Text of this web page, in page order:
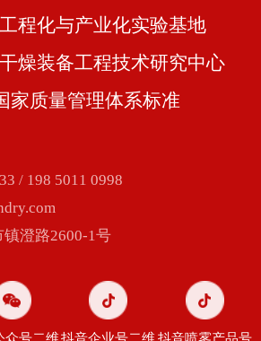
程化与产业化实验基地
燥装备工程技术研究中心
家质量管理体系标准
/ 198 5011 0998
澄路2600-1号
众号二维抖音企业号二维 抖音喷雾产品号